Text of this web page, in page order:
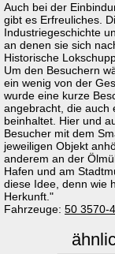
Auch bei der
gibt es Erfreuliches.
Industriegeschichte
an denen sie sich
Historische
Um den Besuchern
ein wenig von der
wurde eine kurze
angebracht, die auch
beinhaltet. Hier und
Besucher mit dem
jeweiligen Objekt
anderem an der
Hafen und am
diese Idee, denn wie
Herkunft."
Fahrzeuge: 50 3570-4